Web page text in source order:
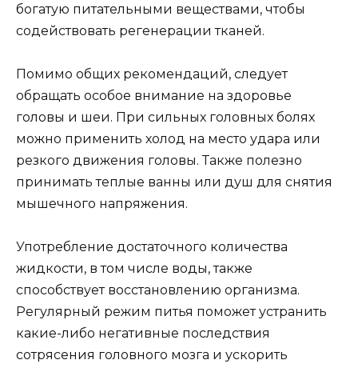
богатую питательными веществами, чтобы
содействовать регенерации тканей.
Помимо общих рекомендаций, следует
обращать особое внимание на здоровье
головы и шеи. При сильных головных болях
можно применить холод на место удара или
резкого движения головы. Также полезно
принимать теплые ванны или душ для снятия
мышечного напряжения.
Употребление достаточного количества
жидкости, в том числе воды, также
способствует восстановлению организма.
Регулярный режим питья поможет устранить
какие-либо негативные последствия
сотрясения головного мозга и ускорить